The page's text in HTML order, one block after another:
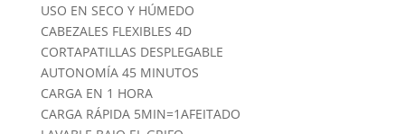
USO EN SECO Y HÚMEDO
CABEZALES FLEXIBLES 4D
CORTAPATILLAS DESPLEGABLE
AUTONOMÍA 45 MINUTOS
CARGA EN 1 HORA
CARGA RÁPIDA 5MIN=1AFEITADO